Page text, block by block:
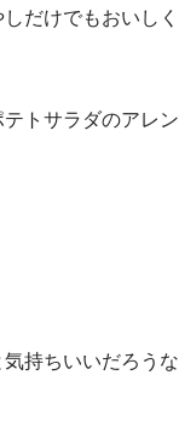
だけでもおいしく
トサラダのアレン
持ちいいだろうな